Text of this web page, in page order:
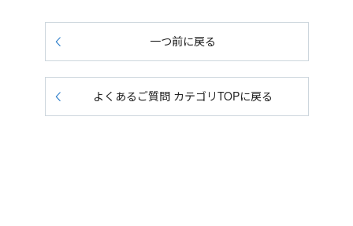
一つ前に戻る
よくあるご質問 カテゴリTOPに戻る